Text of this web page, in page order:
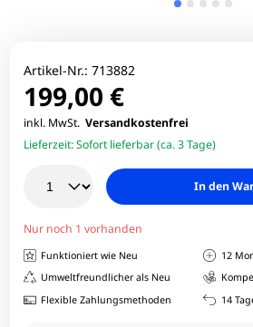
Artikel-Nr.: 713882
199,00 €
inkl. MwSt. Versandkostenfrei
Lieferzeit:Sofort lieferbar (ca. 3 Tage)
In den
Nur noch 1 vorhanden
Funktioniert wie Neu
12
Umweltfreundlicher als Neu
Flexible Zahlungsmethoden
14